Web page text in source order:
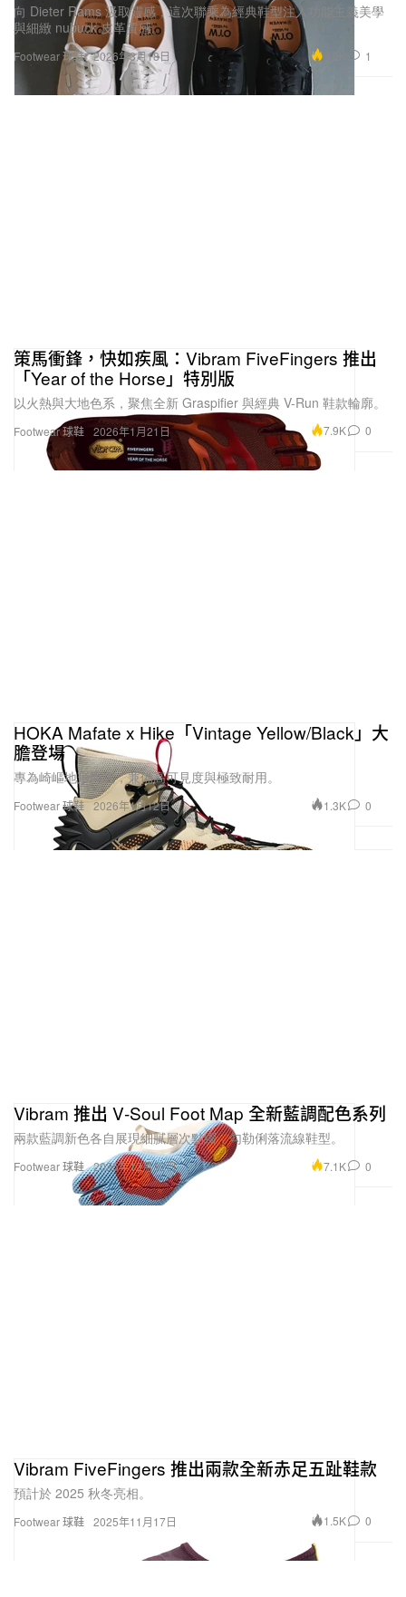
Footwear 球鞋
向 Dieter Rams 汲取靈感，這次聯乘為經典鞋型注入功能主義美學
與細緻 nubuck 皮革質感。
2026年3月18日 1
Footwear 球鞋
策馬衝鋒，快如疾風：Vibram FiveFingers 推出
「Year of the Horse」特別版
以火熱與大地色系，聚焦全新 Graspifier 與經典 V-Run 鞋款輪廓。
2026年1月21日 7.9K 0
Footwear 球鞋
HOKA Mafate x Hike「Vintage Yellow/Black」大
膽登場
專為崎嶇地形而設，兼備高可見度與極致耐用。
2026年1月12日 1.3K 0
Footwear 球鞋
Vibram 推出 V‑Soul Foot Map 全新藍調配色系列
兩款藍調新色各自展現細膩層次點綴，勾勒俐落流線鞋型。
2025年12月12日 7.1K 0
Footwear 球鞋
Vibram FiveFingers 推出兩款全新赤足五趾鞋款
預計於 2025 秋冬亮相。
2025年11月17日 1.5K 0